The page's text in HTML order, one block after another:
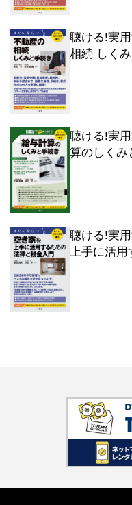
聴ける!実
相続 しく
聴ける!実
算のしくみ
聴ける!実
上手に活